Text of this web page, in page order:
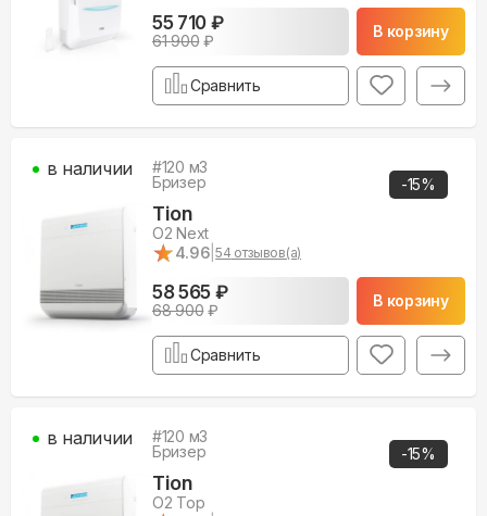
55 710 ₽
61 900₽
В корзину
Сравнить
-15%
#120 м3
Бризер
Tion
O2 Next
★
★4.96 |54 отзывов(а)
58 565 ₽
68 900₽
В корзину
в наличии
Сравнить
-15%
#120 м3
Бризер
Tion
O2 Top
в наличии